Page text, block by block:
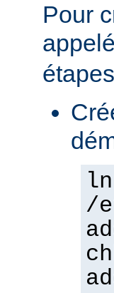
Pour
/